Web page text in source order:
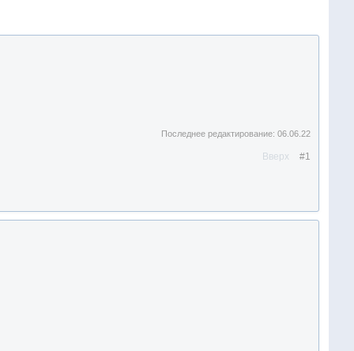
Последнее редактирование:06.06.22
#1
Вверх